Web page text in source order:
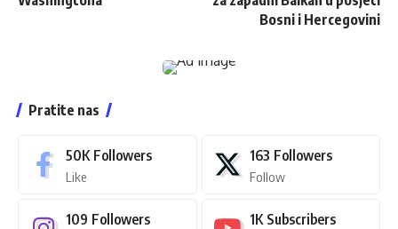
Bosni i Hercegovini
Pratite nas
50K Followers
Like
163 Followers
Follow
109 Followers 1K Subscribers